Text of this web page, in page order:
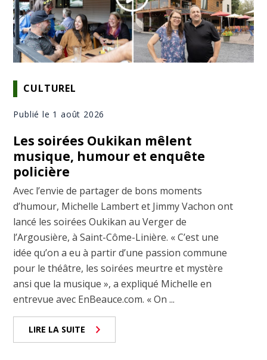
CULTUREL
Publié le 1 août 2026
Les soirées Oukikan mêlent
musique, humour et enquête
policière
Avec l’envie de partager de bons moments
d’humour, Michelle Lambert et Jimmy Vachon ont
lancé les soirées Oukikan au Verger de
l’Argousière, à Saint-Côme-Linière. « C’est une
idée qu’on a eu à partir d’une passion commune
pour le théâtre, les soirées meurtre et mystère
ansi que la musique », a expliqué Michelle en
entrevue avec EnBeauce.com. « On ...
LIRE LA SUITE